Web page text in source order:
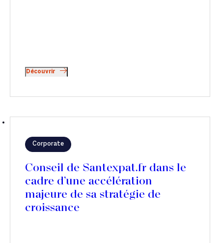
Découvrir
Corporate
Conseil de Santexpat.fr dans le
cadre d’une accélération
majeure de sa stratégie de
croissance